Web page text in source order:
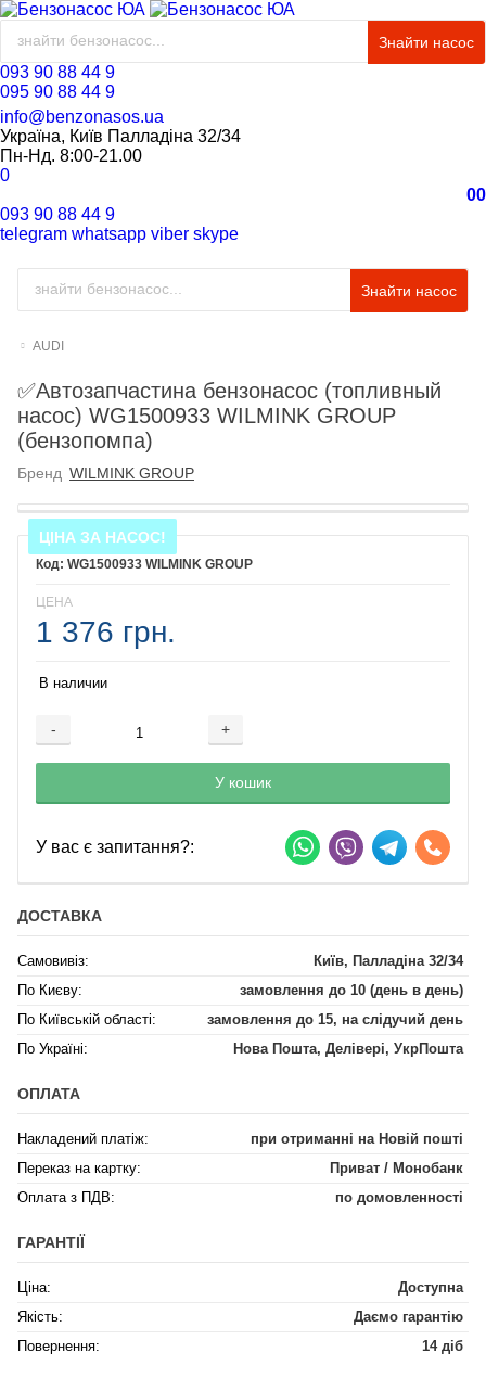
Знайти насос
093 90 88 44 9
095 90 88 44 9
info@benzonasos.ua
Україна, Київ Палладіна 32/34
Пн-Нд. 8:00-21.00
0
00
093 90 88 44 9
telegram whatsapp viber skype
Знайти насос
AUDI
✅Автозапчастина бензонасос (топливный
насос) WG1500933 WILMINK GROUP
(бензопомпа)
Бренд WILMINK GROUP
ЦІНА ЗА НАСОС!
WG1500933 WILMINK GROUP
ЦЕНА
1 376 грн.
В наличии
- +
Добавляется...
У кошик
Добавлен
У вас є запитання?:
ДОСТАВКА
Самовивіз:
Київ, Палладіна 32/34
По Києву:
замовлення до 10 (день в день)
По Київській області:
замовлення до 15, на слідучий день
По Україні:
Нова Пошта, Делівері, УкрПошта
ОПЛАТА
Накладений платіж:
при отриманні на Новій пошті
Переказ на картку:
Приват / Монобанк
Оплата з ПДВ:
по домовленності
ГАРАНТІЇ
Ціна:
Доступна
Якість:
Даємо гарантію
Повернення:
14 діб